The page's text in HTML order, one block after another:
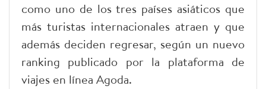
como uno de los tres países asiáticos que
más turistas internacionales atraen y que
además deciden regresar, según un nuevo
ranking publicado por la plataforma de
viajes en línea Agoda.